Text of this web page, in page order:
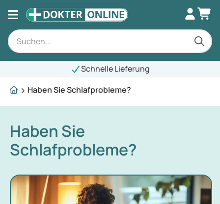
Schnelle Lieferung
Haben Sie Schlafprobleme?
Haben Sie
Schlafprobleme?